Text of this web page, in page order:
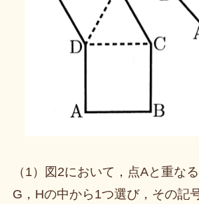
（1）図2において，点Aと重な
G，Hの中から1つ選び，その記